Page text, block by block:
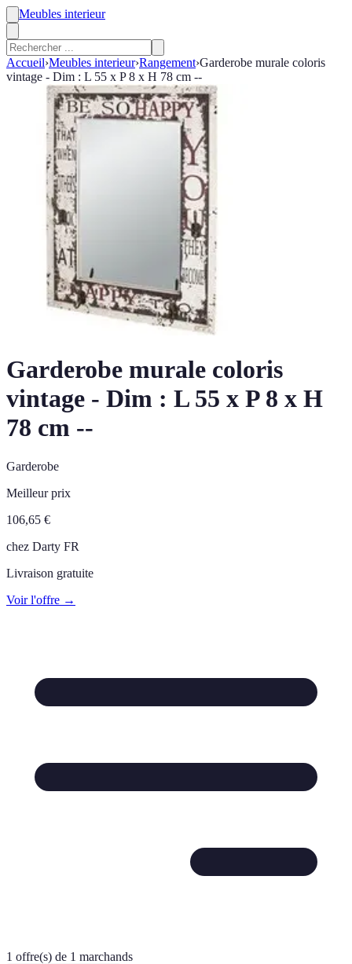
Meubles interieur
Accueil›Meubles interieur›Rangement›Garderobe murale coloris
vintage - Dim : L 55 x P 8 x H 78 cm --
Garderobe murale coloris
vintage - Dim : L 55 x P 8 x H
78 cm --
Garderobe
Meilleur prix
106,65 €
chez Darty FR
Livraison gratuite
Voir l'offre →
1 offre(s) de 1 marchands